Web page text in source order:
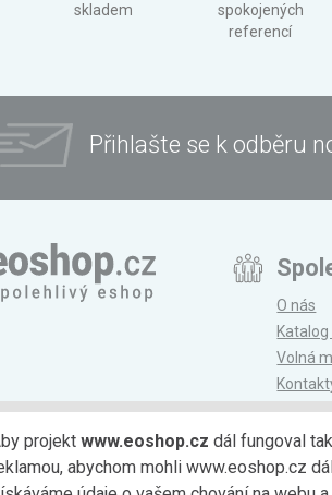
skladem
spokojených
referencí
Přihlašte se k odběru
O nás
Volná
Možnosti platby
projektwww.eoshop.cz dál fungoval
abychom mohli www.eoshop.cz